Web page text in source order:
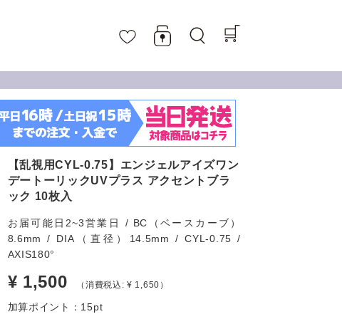
【乱視用CYL-0.75】エンジェルアイズワン
デートーリックUVプラス アクセントブラ
ック 10枚入
お届可能日2~3営業日 / BC（ベースカーブ）
8.6mm / DIA（直径）14.5mm / CYL-0.75 /
AXIS180°
¥ 1,500 （消費税込: ¥ 1,650）
加算ポイント： 15pt